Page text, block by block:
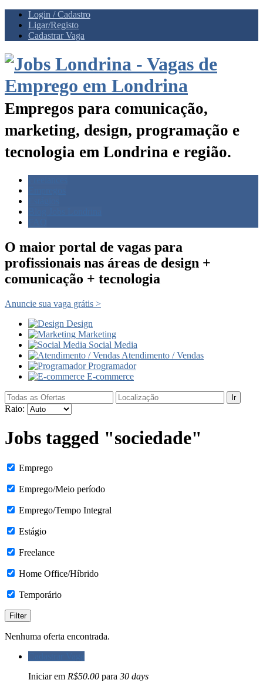
Login / Cadastro
Ligar/Registo
Cadastrar Vaga
Empregos para comunicação,
marketing, design, programação e
tecnologia em Londrina e região.
O maior portal de vagas para
profissionais nas áreas de design +
comunicação + tecnologia
Anuncie sua vaga grátis >
Design
Marketing
Social Media
Atendimento / Vendas
Programador
E-commerce
Ir
Raio:
Jobs tagged "sociedade"
Emprego
Emprego/Meio período
Emprego/Tempo Integral
Estágio
Freelance
Home Office/Híbrido
Temporário
Nenhuma oferta encontrada.
Iniciar em R$50.00 para 30 days